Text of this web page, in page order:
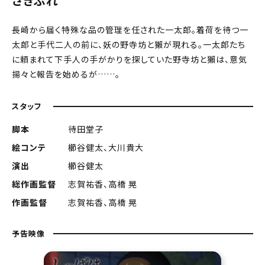
長崎から届く特殊な品の管理を任された一太郎。着荷を待つ一
太郎と手代二人の前に、妖の野寺坊と獺が現れる。一太郎たち
に頼まれて下手人の手がかりを探していた野寺坊と獺は、意気
揚々と報告を始めるが……。
スタッフ
脚本
待田堂子
絵コンテ
櫛谷健太、大川貴大
演出
櫛谷健太
総作画監督
志賀祐香、高橋 晃
作画監督
志賀祐香、高橋 晃
予告映像